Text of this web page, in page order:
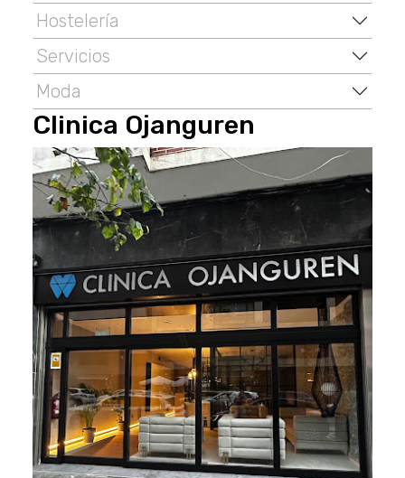
Hostelería
Servicios
Moda
Clinica Ojanguren